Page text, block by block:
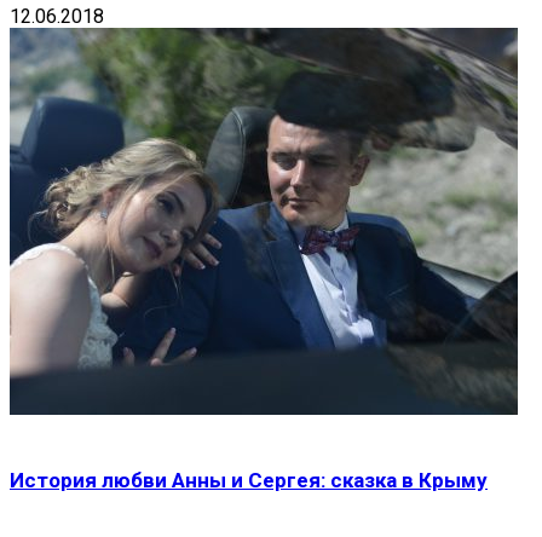
12.06.2018
История любви Анны и Сергея: сказка в Крыму